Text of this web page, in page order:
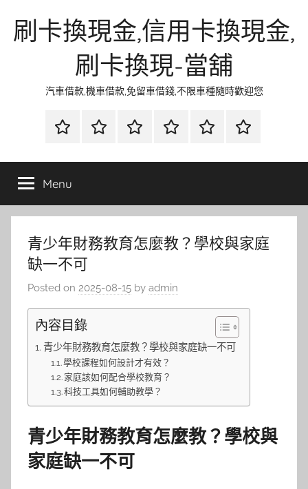
刷卡換現金,信用卡換現金,
刷卡換現-當舖
汽車借款,機車借款,免留車借錢,不限車種隨時歡迎您
首
當
金
網
資
流
時
環
清
聯
徵
Menu
青少年財務教育怎麼教？學校與家庭
缺一不可
Posted on 2025-08-15 by admin
內容目錄
青少年財務教育怎麼教？學校與家庭缺一不可
學校課程如何設計才有效？
家庭該如何配合學校教育？
科技工具如何輔助教學？
青少年財務教育怎麼教？學校與
家庭缺一不可